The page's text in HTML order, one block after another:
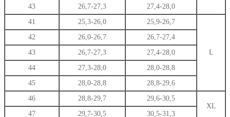
43
26,7-27,3
27,4-28,0
41
25,3-26,0 25,9-26,7
L
42 26,0-26,7
26,7-27,4
43
26,7-27,3
27,4-28,0
44
27,3-28,0
28,0-28,8
45
28,0-28,8
28,8-29,6
46
28,8-29,7
29,6-30,5
XL
47
29,7-30,5 30,5-31,3